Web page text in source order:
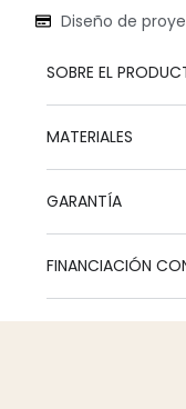
Diseño de
SOBRE EL
MATERIALES
GARANTÍA
FINANCIACIÓN